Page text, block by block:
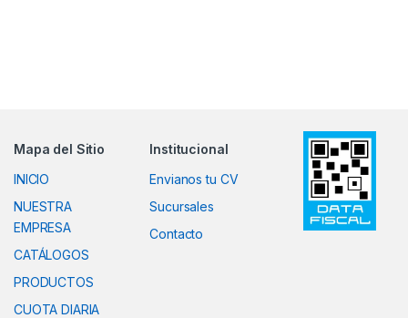
Mapa del Sitio
INICIO
NUESTRA
EMPRESA
CATÁLOGOS
PRODUCTOS
CUOTA DIARIA
Institucional
Envianos tu CV
Sucursales
Contacto